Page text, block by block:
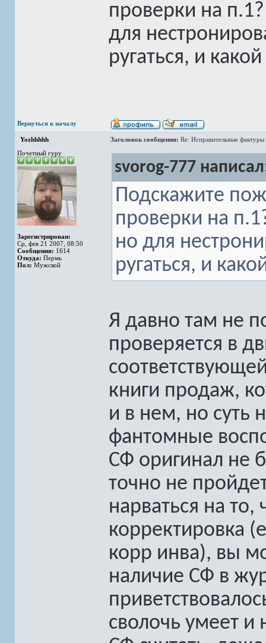
проверки на
для
ругаться, и
Вернуться к началу
Yozhhhhh Заголовок сообщения: Re: Исправительные фактуры
Почетный гуру
Зарегистрирован:
Ср, фев 21 2007, 08:50
Сообщения: 1614
Откуда: Пермь
Пол: Мужской
svorog-777
Подскажите
проверки на
но для
ругаться, и
Я давно там не
проверяется в
книги продаж,
и в нем, но суть
фантомные
СФ оригинал не
точно не
нарваться на то,
корректировка
корр инва), вы
наличие СФ в
сволочь умеет и